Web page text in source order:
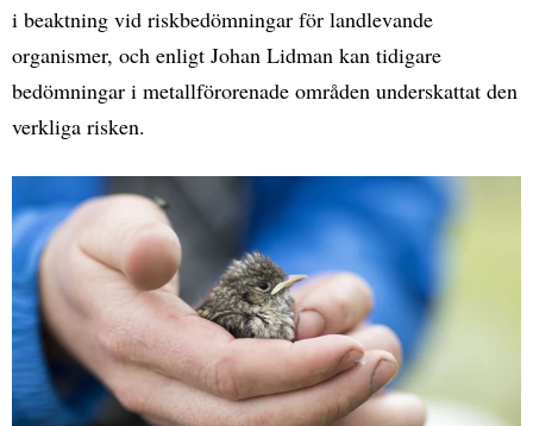
i beaktning vid riskbedömningar för landlevande
organismer, och enligt Johan Lidman kan tidigare
bedömningar i metallförorenade områden underskattat den
verkliga risken.